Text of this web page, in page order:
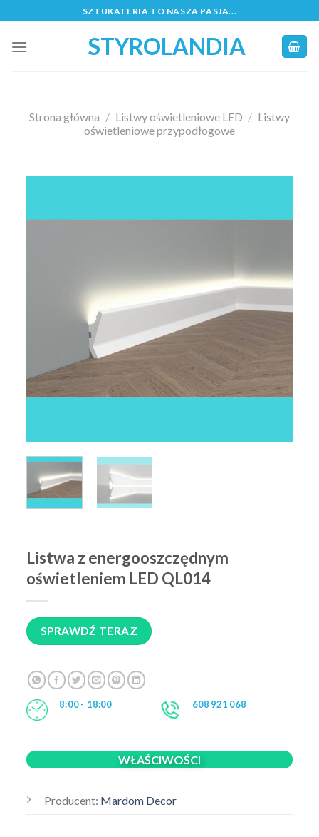
to
content
SZTUKATERIA TO NASZA PASJA...
STYROLANDIA
Strona główna / Listwy oświetleniowe LED / Listwy
oświetleniowe przypodłogowe
Listwa z energooszczędnym
oświetleniem LED QL014
SPRAWDŹ TERAZ
8:00 - 18:00 608 921 068
WŁAŚCIWOŚCI
Producent: Mardom Decor